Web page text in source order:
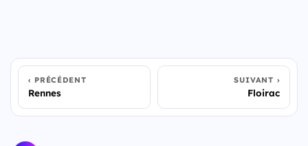
PRÉCÉDENT
Rennes
SUIVANT
Floirac